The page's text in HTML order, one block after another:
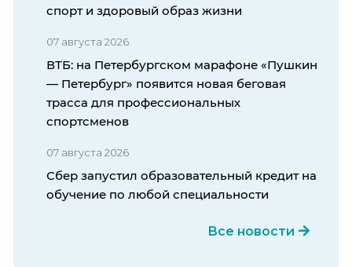
спорт и здоровый образ жизни
07 августа 2026
ВТБ: на Петербургском марафоне «Пушкин
— Петербург» появится новая беговая
трасса для профессиональных
спортсменов
07 августа 2026
Сбер запустил образовательный кредит на
обучение по любой специальности
Все новости